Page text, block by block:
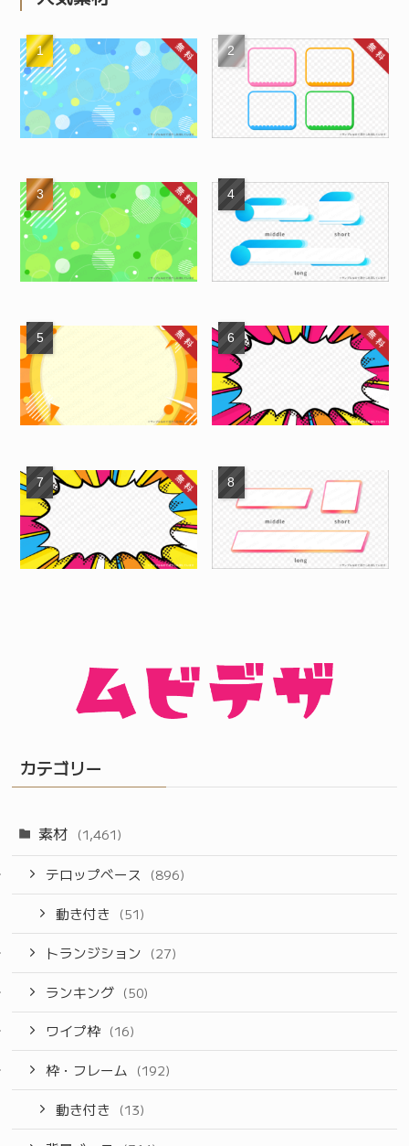
カテゴリー
素材 (1,461)
テロップベース (896)
動き付き (51)
トランジション (27)
ランキング (50)
ワイプ枠 (16)
枠・フレーム (192)
動き付き (13)